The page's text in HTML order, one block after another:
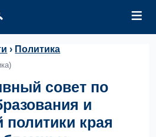
≡
› Политика
совет по
и
края